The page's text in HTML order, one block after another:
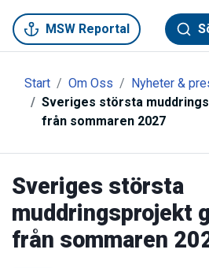
MSW Reportal
Start Om Oss Nyheter &
Sveriges största
från sommaren 2027
Sveriges största
muddringsprojekt
från sommaren